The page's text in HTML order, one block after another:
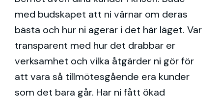
med budskapet att ni värnar om deras
bästa och hur ni agerar i det här läget. Var
transparent med hur det drabbar er
verksamhet och vilka åtgärder ni gör för
att vara så tillmötesgående era kunder
som det bara går. Har ni fått ökad